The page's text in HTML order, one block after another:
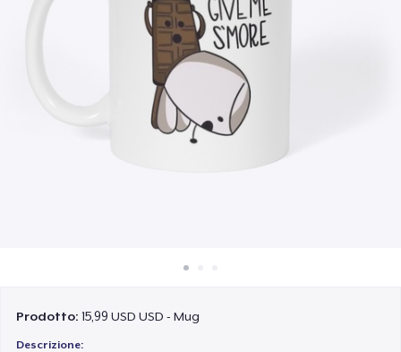
Vendi ovunque
Vendi qualsiasi cosa
Prodotto:15,99 USD USD - Mug
Descrizione: